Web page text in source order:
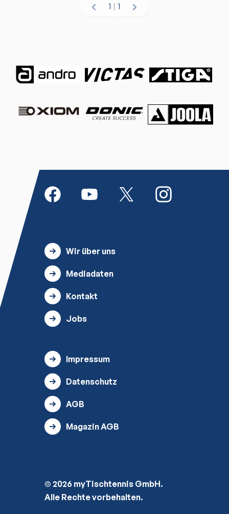
1 | 1
Wir über uns
Mediadaten
Kontakt
Jobs
Impressum
Datenschutz
AGB
Magazin AGB
© 2026 myTischtennis GmbH.
Alle Rechte vorbehalten.